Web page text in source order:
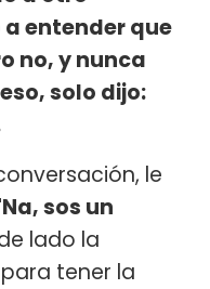
entender que
no, y nunca
solo dijo:
le
sos un
lado la
tener la